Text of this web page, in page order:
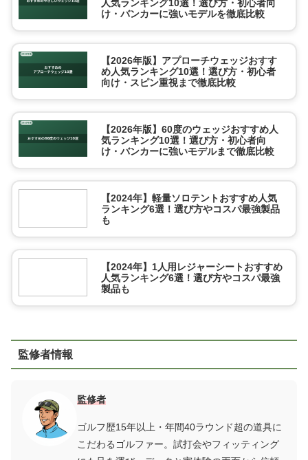
人気ランキング10選！選び方・初心者向
け・バンカーに強いモデルを徹底比較
【2026年版】アプローチウェッジおすす
め人気ランキング10選！選び方・初心者
向け・スピン重視まで徹底比較
【2026年版】60度のウェッジおすすめ人
気ランキング10選！選び方・初心者向
け・バンカーに強いモデルまで徹底比較
【2024年】軽量ソロテントおすすめ人気
ランキング6選！選び方やコスパ最強製品
も
【2024年】1人用レジャーシートおすすめ
人気ランキング6選！選び方やコスパ最強
製品も
監修者情報
監修者
ゴルフ歴15年以上・年間40ラウンド超の道具に
こだわるゴルファー。試打会やフィッティング